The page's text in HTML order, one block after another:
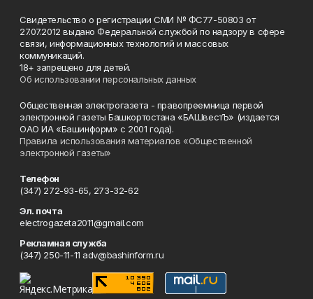
Свидетельство о регистрации СМИ № ФС77-50803 от
27.07.2012 выдано Федеральной службой по надзору в сфере
связи, информационных технологий и массовых
коммуникаций.
18+ запрещено для детей.
Об использовании персональных данных
Общественная электрогазета - правопреемница первой
электронной газеты Башкортостана «БАШвестЪ» (издается
ОАО ИА «Башинформ» с 2001 года).
Правила использования материалов «Общественной
электронной газеты»
Телефон
(347) 272-93-65, 273-32-62
Эл. почта
electrogazeta2011@gmail.com
Рекламная служба
(347) 250-11-11 adv@bashinform.ru